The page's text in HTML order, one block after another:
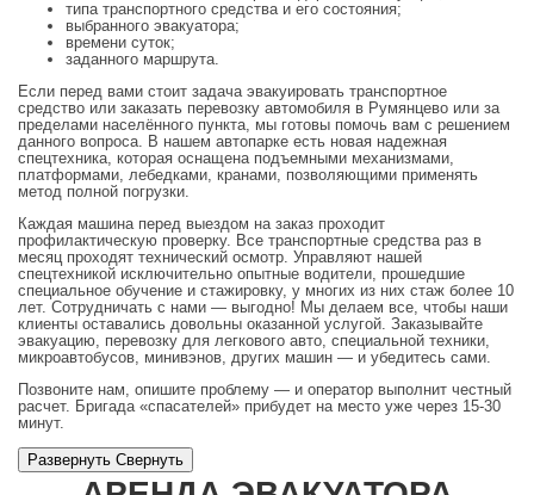
типа транспортного средства и его состояния;
выбранного эвакуатора;
времени суток;
заданного маршрута.
Если перед вами стоит задача эвакуировать транспортное
средство или заказать перевозку автомобиля в Румянцево или за
пределами населённого пункта, мы готовы помочь вам с решением
данного вопроса. В нашем автопарке есть новая надежная
спецтехника, которая оснащена подъемными механизмами,
платформами, лебедками, кранами, позволяющими применять
метод полной погрузки.
Каждая машина перед выездом на заказ проходит
профилактическую проверку. Все транспортные средства раз в
месяц проходят технический осмотр. Управляют нашей
спецтехникой исключительно опытные водители, прошедшие
специальное обучение и стажировку, у многих из них стаж более 10
лет. Сотрудничать с нами — выгодно! Мы делаем все, чтобы наши
клиенты оставались довольны оказанной услугой. Заказывайте
эвакуацию, перевозку для легкового авто, специальной техники,
микроавтобусов, минивэнов, других машин — и убедитесь сами.
Позвоните нам, опишите проблему — и оператор выполнит честный
расчет. Бригада «спасателей» прибудет на место уже через 15-30
минут.
Развернуть Cвернуть